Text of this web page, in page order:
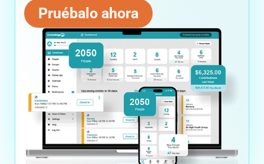
Pruébalo ahora